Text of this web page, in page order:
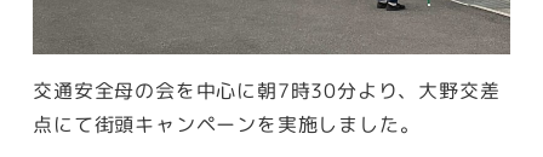
交通安全母の会を中心に朝7時30分より、大野交差
点にて街頭キャンペーンを実施しました。